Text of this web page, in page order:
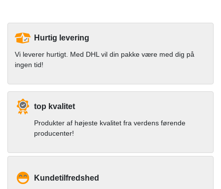
Hurtig levering
Vi leverer hurtigt. Med DHL vil din pakke være med dig på
ingen tid!
top kvalitet
Produkter af højeste kvalitet fra verdens førende
producenter!
Kundetilfredshed